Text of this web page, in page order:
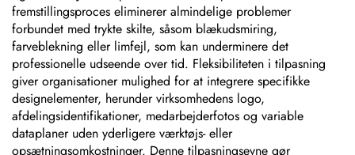
fremstillingsproces eliminerer almindelige problemer
forbundet med trykte skilte, såsom blækudsmiring,
farveblekning eller limfejl, som kan underminere det
professionelle udseende over tid. Fleksibiliteten i tilpasning
giver organisationer mulighed for at integrere specifikke
designelementer, herunder virksomhedens logo,
afdelingsidentifikationer, medarbejderfotos og variable
dataplaner uden yderligere værktøjs- eller
opsætningsomkostninger. Denne tilpasningsevne gør